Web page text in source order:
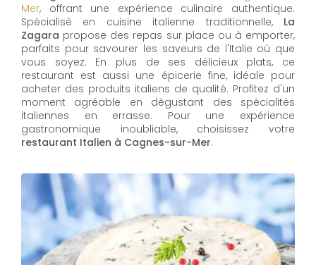
Mer, offrant une expérience culinaire authentique.
Spécialisé en cuisine italienne traditionnelle,La
Zagara propose des repas sur place ou à emporter,
parfaits pour savourer les saveurs de l'Italie où que
vous soyez. En plus de ses délicieux plats, ce
restaurant est aussi une épicerie fine, idéale pour
acheter des produits italiens de qualité. Profitez d'un
moment agréable en dégustant des spécialités
italiennes en errasse. Pour une expérience
gastronomique inoubliable, choisissez votre
restaurant Italien à Cagnes-sur-Mer.